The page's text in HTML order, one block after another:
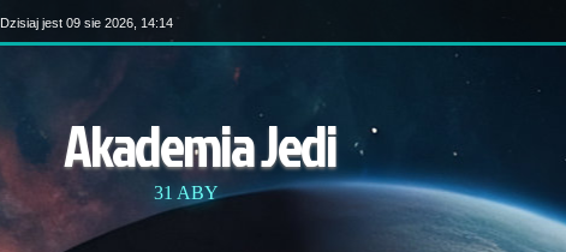
Dzisiaj jest 09 sie 2026, 14:14
Akademia Jedi
31 ABY